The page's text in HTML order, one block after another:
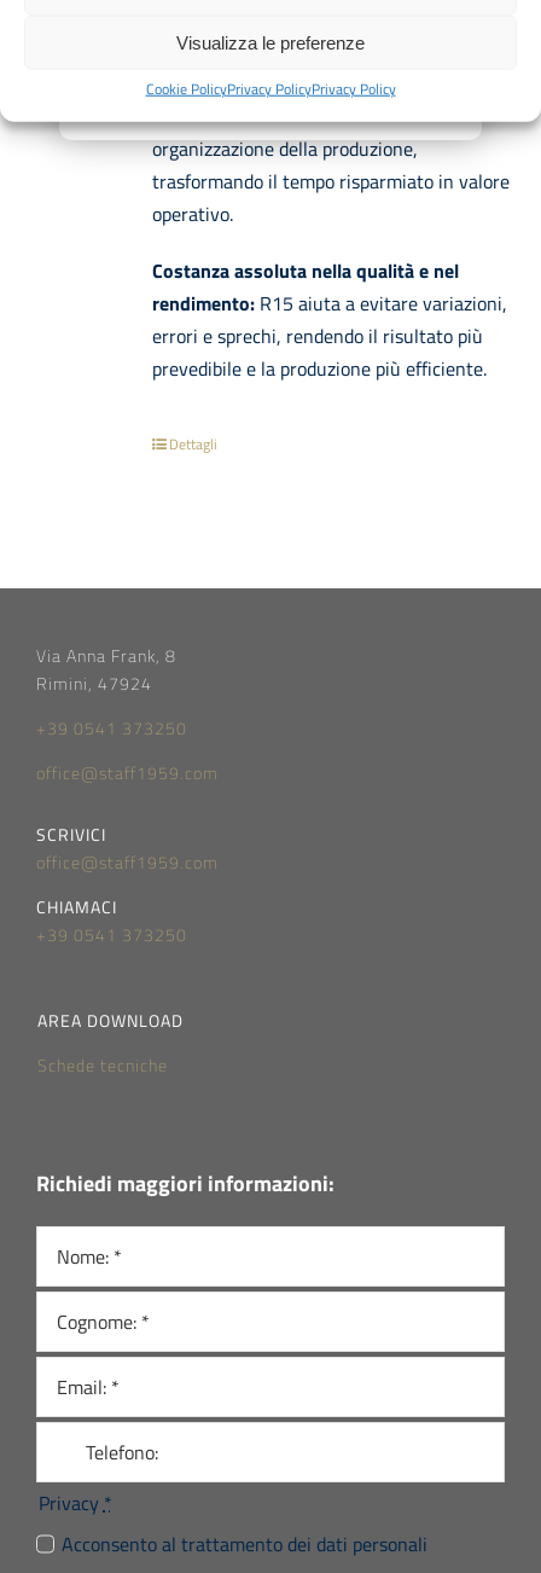
Visualizza le preferenze
Cookie PolicyPrivacy PolicyPrivacy Policy
mentre R15 gestisce la preparazione della
crema pasticcera, il laboratorio può avanzare
su farciture, assemblaggi, finiture e
organizzazione della produzione,
trasformando il tempo risparmiato in valore
operativo.
Costanza assoluta nella qualità e nel
rendimento:R15 aiuta a evitare variazioni,
errori e sprechi, rendendo il risultato più
prevedibile e la produzione più efficiente.
Dettagli
Via Anna Frank, 8
Rimini, 47924
+39 0541 373250
office@staff1959.com
SCRIVICI
office@staff1959.com
CHIAMACI
+39 0541 373250
AREA DOWNLOAD
Schede tecniche
Richiedi maggiori informazioni:
Privacy *
Acconsento al trattamento dei dati personali